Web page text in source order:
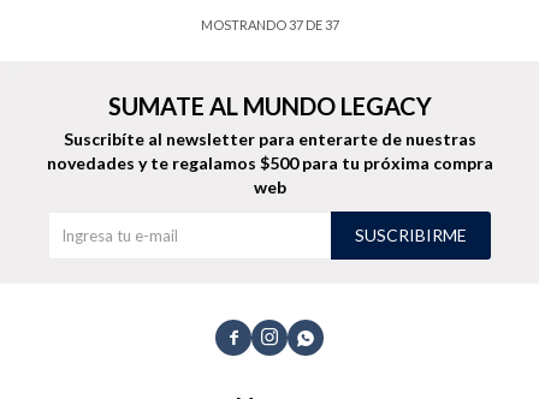
MOSTRANDO37DE37
  
SUMATE AL MUNDO LEGACY
Suscribíte al newsletter para enterarte de nuestras
novedades y te regalamos $500 para tu próxima compra
web
SUSCRIBIRME